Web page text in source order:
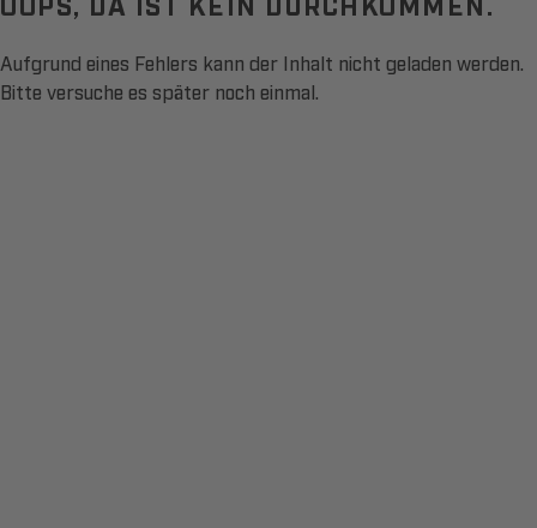
Aufgrund eines Fehlers kann der Inhalt nicht geladen werden.
Bitte versuche es später noch einmal.